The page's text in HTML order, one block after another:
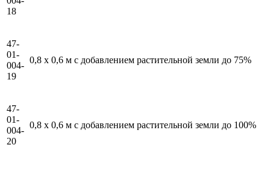
18
47-
01-
004-
19
0,8 x 0,6 м с добавлением растительной земли до 75%
47-
01-
004-
20
0,8 x 0,6 м с добавлением растительной земли до 100%